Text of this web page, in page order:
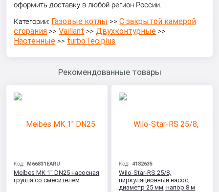
оформить доставку в любой регион России.
Категории: Газовые котлы >>С закрытой камерой
сгорания >>Vaillant >>Двухконтурные >>
Настенные >> turboTec plus
Рекомендованные товары
Код: M66831EARU
Meibes MK 1" DN25 насосная
группа со смесителем
Код:4182635
Wilo-Star-RS 25/8,
циркуляционный насос,
диаметр 25 мм, напор 8 м